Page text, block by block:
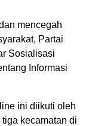
mencegah
Partai
Sosialisasi
Informasi
ini diikuti oleh
kecamatan di